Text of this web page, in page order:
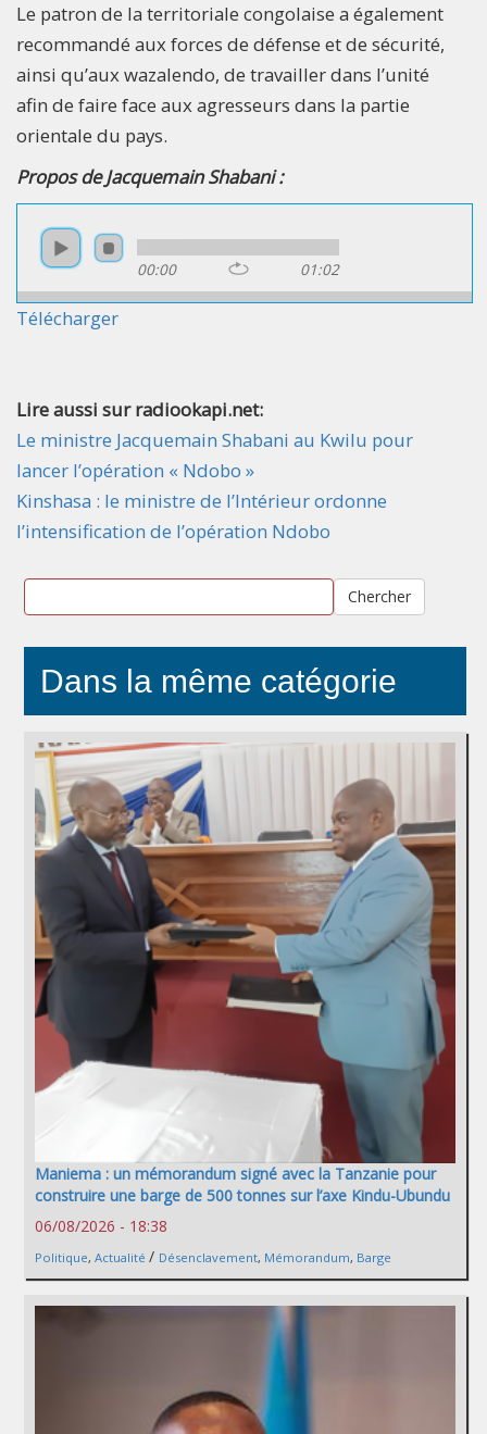
Le patron de la territoriale congolaise a également
recommandé aux forces de défense et de sécurité,
ainsi qu’aux wazalendo, de travailler dans l’unité
afin de faire face aux agresseurs dans la partie
orientale du pays.
Propos de Jacquemain Shabani :
00:00 01:02
Télécharger
Lire aussi sur radiookapi.net:
Le ministre Jacquemain Shabani au Kwilu pour
lancer l’opération « Ndobo »
Kinshasa : le ministre de l’Intérieur ordonne
l’intensification de l’opération Ndobo
Chercher
Dans la même catégorie
Maniema : un mémorandum signé avec la Tanzanie pour
construire une barge de 500 tonnes sur l’axe Kindu-Ubundu
06/08/2026 - 18:38
Politique, Actualité / Désenclavement, Mémorandum, Barge